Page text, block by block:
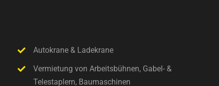
Autokrane & Ladekrane
Vermietung von Arbeitsbühnen, Gabel- &
Telestaplern, Baumaschinen